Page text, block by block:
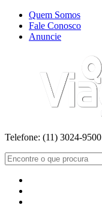
Quem Somos
Fale Conosco
Anuncie
Telefone: (11) 3024-9500